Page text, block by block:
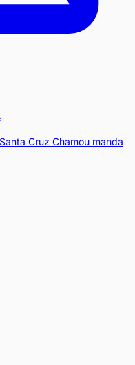
Cruz Chamou manda